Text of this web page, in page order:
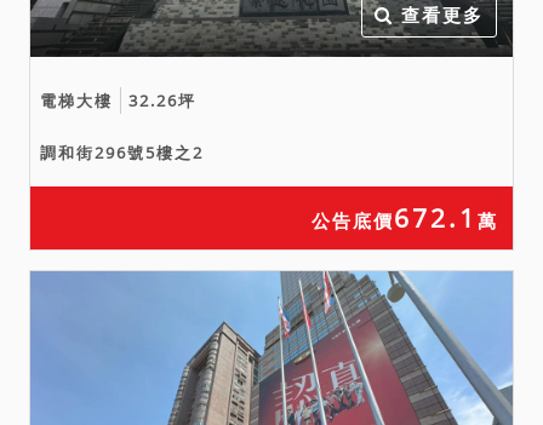
共基金（含管理費、清潔
費）？又倘債務人確有積
費）有無民法第826條之1第
3項規定之適用？以上各項均
有不明，投標人均應自行查
明。
四、投標人應於投標前自行
注意拍賣不動產之規約及分
管情形（如公寓大廈之區分
所有權人會議所定規約、不
動產分管情形等，所稱「規
查看更多
電梯大樓 32.26坪
調和街296號5樓之2
公告底價672.1 萬